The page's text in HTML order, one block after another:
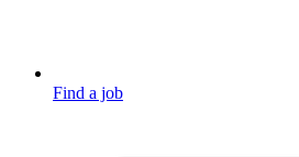
Find a job